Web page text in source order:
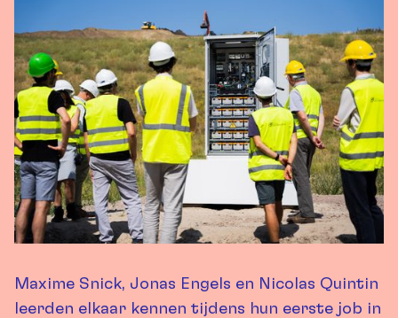
Maxime Snick, Jonas Engels en Nicolas Quintin
leerden elkaar kennen tijdens hun eerste job in